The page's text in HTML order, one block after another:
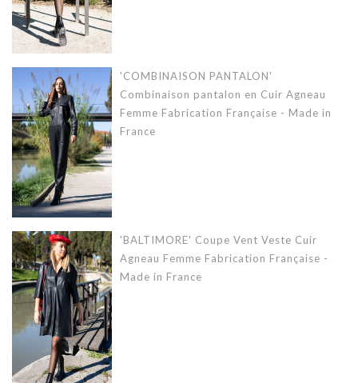
'COMBINAISON PANTALON'
Combinaison pantalon en Cuir Agneau
Femme Fabrication Française - Made in
France
'BALTIMORE' Coupe Vent Veste Cuir
Agneau Femme Fabrication Française -
Made in France